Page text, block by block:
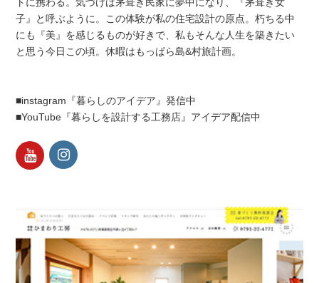
子』と呼ぶように。この体験が私の住宅設計の原点。朽ちる中
にも『美』を感じるものが好きで、私もそんな人生を築きたい
と思う今日この頃。休暇はもっぱら島&村旅計画。
■instagram『暮らしのアイデア』発信中
■YouTube『暮らしを設計する工務店』アイデア配信中